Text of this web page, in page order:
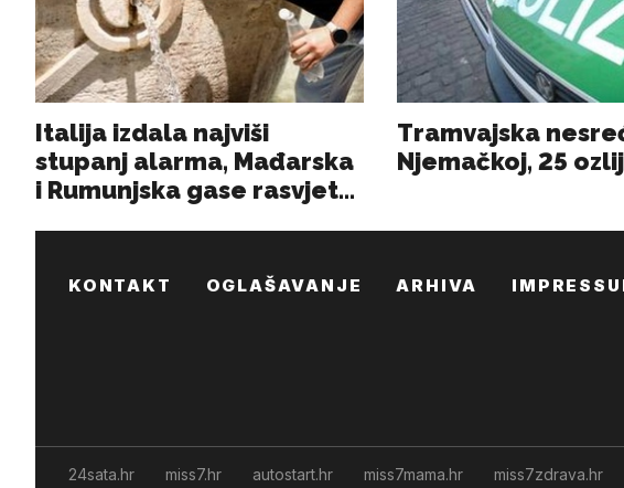
KONTAKT OGLAŠAVANJE ARHIVA
24sata.hr miss7.hr autostart.hr miss7mama.hr miss7zdrava.hr